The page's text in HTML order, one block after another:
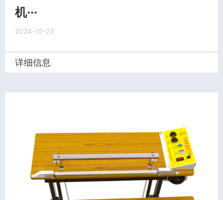
机···
2024-10-23
详细信息